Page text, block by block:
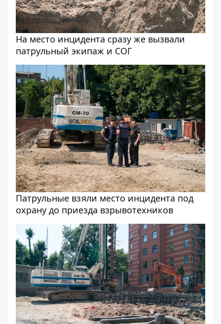
На место инцидента сразу же вызвали
патрульный экипаж и СОГ
Патрульные взяли место инцидента под
охрану до приезда взрывотехников